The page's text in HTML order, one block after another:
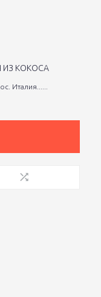
ИЗ КОКОСА
Италия......